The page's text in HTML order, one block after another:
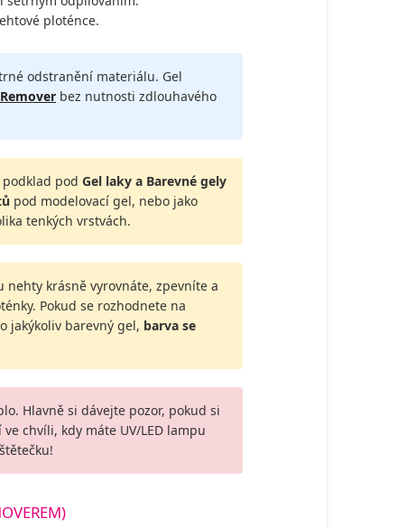
ploténce.
odstranění materiálu. Gel
bez nutnosti zdlouhavého
pod Gel laky a Barevné gely
pod modelovací gel, nebo jako
tenkých vrstvách.
krásně vyrovnáte, zpevníte a
Pokud se rozhodnete na
jakýkoliv barevný gel, barva se
Hlavně si dávejte pozor, pokud si
chvíli, kdy máte UV/LED lampu